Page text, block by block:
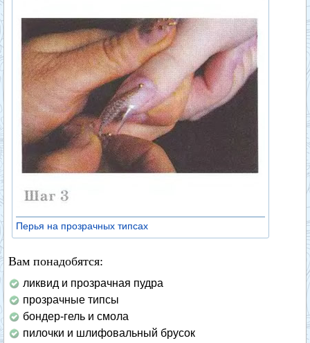
Перья на прозрачных типсах
Вам понадобятся:
ликвид и прозрачная пудра
прозрачные типсы
бондер-гель и смола
пилочки и шлифовальный брусок